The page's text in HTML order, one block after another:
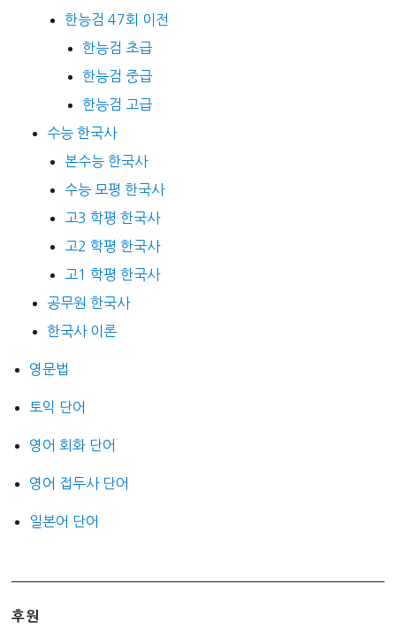
한능검 47회 이전
한능검 초급
한능검 중급
한능검 고급
수능 한국사
본수능 한국사
수능 모평 한국사
고3 학평 한국사
고2 학평 한국사
고1 학평 한국사
공무원 한국사
한국사 이론
영문법
토익 단어
영어 회화 단어
영어 접두사 단어
일본어 단어
후원